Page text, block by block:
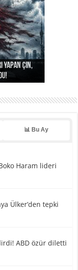
Çin,
Safkan Arap
ilk kez
Türkiye
📊 Bu Ay
Haram lideri
Ülker’den tepki
ABD özür diletti